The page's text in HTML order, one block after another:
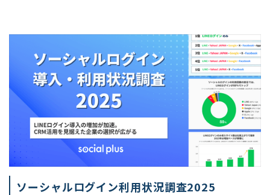
ソーシャルログイン利用状況調査2025